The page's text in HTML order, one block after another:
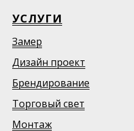
УСЛУГИ
Замер
Дизайн проект
Брендирование
Торговый свет
Монтаж